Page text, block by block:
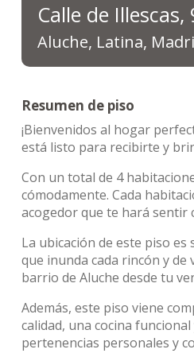
Calle de Illescas,
Aluche, Latina,
Resumen de piso
¡Bienvenidos al hogar
está listo para recibirte y
Con un total de 4
cómodamente. Cada
acogedor que te hará sentir
La ubicación de este piso
que inunda cada rincón y
barrio de Aluche desde tu
Además, este piso viene
calidad, una cocina
pertenencias personales y